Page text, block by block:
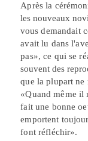
Après la
les nouveaux
vous demandait
avait lu dans
pas», ce qui se
souvent des
que la plupart ne
«Quand même il
fait une bonne
emportent
font réfléchir».